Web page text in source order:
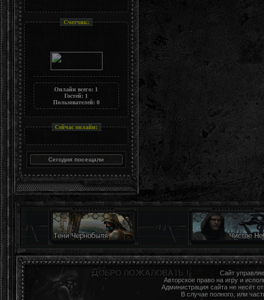
Счетчик:
Онлайн всего: 1
Гостей: 1
Пользователей: 0
Сейчас онлайн:
Сайт
Авторское право на игру и
Администрация сайта не несёт
В случае полного, или